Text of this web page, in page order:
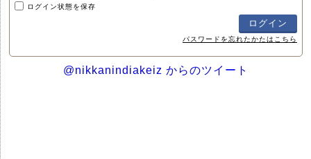
ログイン状態を保存
パスワードを忘れたかたはこちら
@nikkanindiakeiz からのツイート